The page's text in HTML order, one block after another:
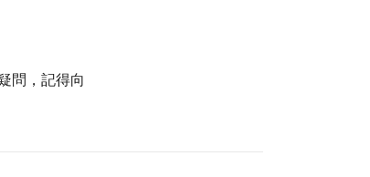
問，記得向